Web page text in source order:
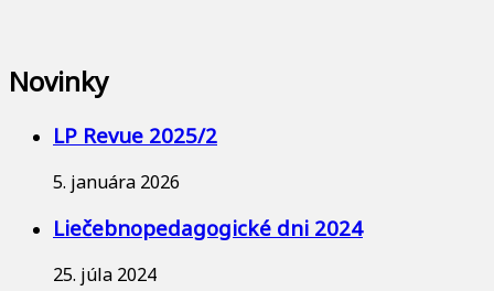
Novinky
LP Revue 2025/2
5. januára 2026
Liečebnopedagogické dni 2024
25. júla 2024